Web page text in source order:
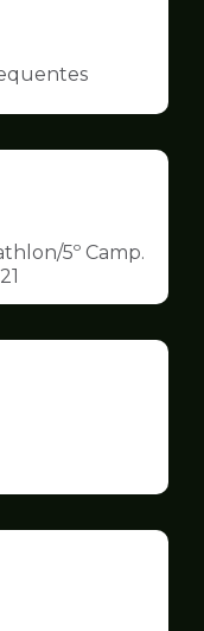
5º Camp.